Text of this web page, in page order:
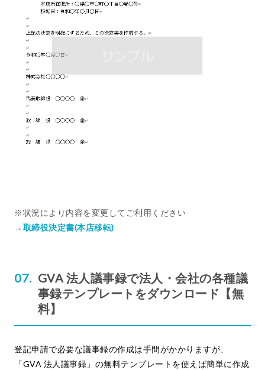
※状況により内容を変更してご利用ください
→ 取締役決定書(本店移転)
GVA 法人議事録で法人・会社の各種議
事録テンプレートをダウンロード【無
料】
登記申請で必要な議事録の作成は手間がかかりますが、
「GVA 法人議事録」の無料テンプレートを使えば簡単に作成